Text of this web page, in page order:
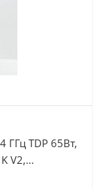
ГГц TDP 65Вт,
V2,
8Gb,